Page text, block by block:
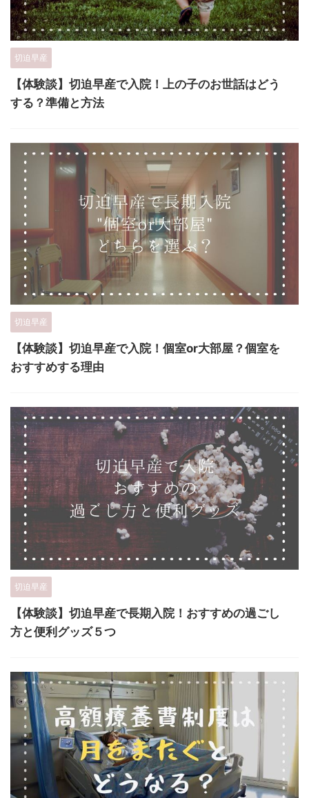
切迫早産
【体験談】切迫早産で入院！上の子のお世話はどう
する？準備と方法
切迫早産
【体験談】切迫早産で入院！個室or大部屋？個室を
おすすめする理由
切迫早産
【体験談】切迫早産で長期入院！おすすめの過ごし
方と便利グッズ５つ